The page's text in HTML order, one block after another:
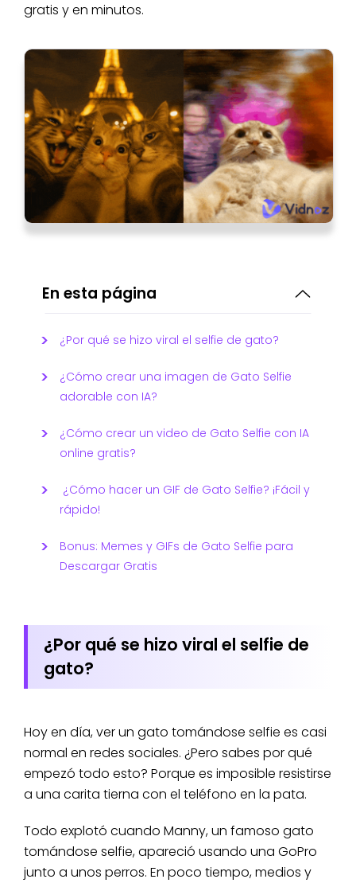
gratis y en minutos.
En esta página
¿Por qué se hizo viral el selfie de gato?
¿Cómo crear una imagen de Gato Selfie
adorable con IA?
¿Cómo crear un video de Gato Selfie con IA
online gratis?
¿Cómo hacer un GIF de Gato Selfie? ¡Fácil y
rápido!
Bonus: Memes y GIFs de Gato Selfie para
Descargar Gratis
¿Por qué se hizo viral el selfie de
gato?
Hoy en día, ver un gato tomándose selfie es casi
normal en redes sociales. ¿Pero sabes por qué
empezó todo esto? Porque es imposible resistirse
a una carita tierna con el teléfono en la pata.
Todo explotó cuando Manny, un famoso gato
tomándose selfie, apareció usando una GoPro
junto a unos perros. En poco tiempo, medios y